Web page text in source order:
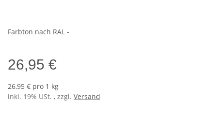
Farbton nach RAL -
26,95 €
26,95 € pro 1 kg
inkl. 19% USt. , zzgl. Versand